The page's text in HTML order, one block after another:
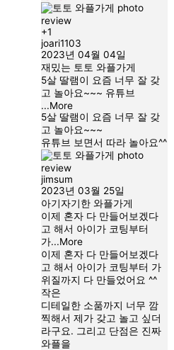
+1
joari1103
2023년 04월 04일
재밌는 토토 와플가게
5살 딸램이 요즘 너무 잘 갖
고 놀아요~~~ 유튜브
...More
5살 딸램이 요즘 너무 잘 갖
고 놀아요~~~
유튜브 보면서 따라 놀아요^^
jimsum
2023년 03월 25일
아기자기한 와플가게
이제 혼자 다 만들어보겠다
고 해서 아이가 코팅부터
가...More
이제 혼자 다 만들어보겠다
고 해서 아이가 코팅부터 가
위질까지 다 만들었어요 ^^
작은
디테일한 소품까지 너무 깜
찍해서 제가 갖고 놀고 싶더
라구요. 그리고 단점은 진짜
와플을